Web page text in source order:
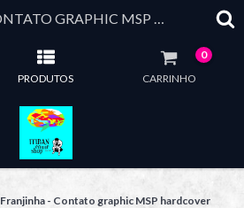
FRANJINHA - CONTATO GRAPHIC MSP HARDCOVER
PRODUTOS CARRINHO
0
Franjinha - Contato graphic MSP hardcover